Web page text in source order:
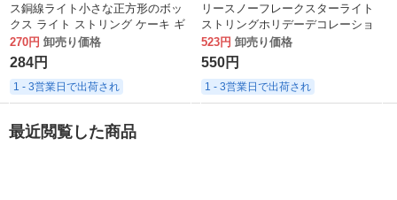
ス銅線ライト小さな正方形のボッ
クス ライト ストリング ケーキ ギ
フト ボックス ハンドバッグ装飾花
小さな白いボックス ランタン工場
270円 卸売り価格
284円
1 - 3営業日で出荷され
リースノーフレークスターライト
ストリングホリデーデコレーショ
ン屋内クリスマス装飾ランタン
523円 卸売り価格
550円
1 - 3営業日で出荷され
最近閲覧した商品